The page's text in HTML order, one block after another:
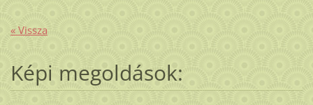
« Vissza
Képi megoldások: